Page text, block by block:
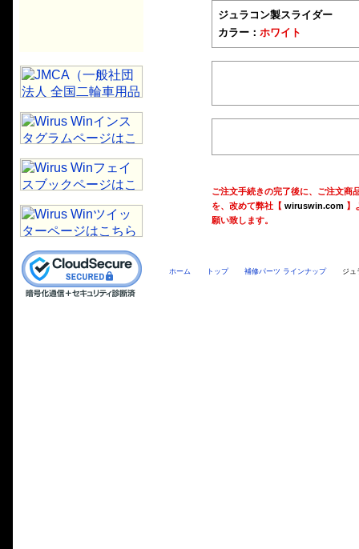
ジュラコン製スライダー
カラー： ホワイト
ご注文手続きの完了後に、ご注文商
を、改めて弊社【 wiruswin.com】
願い致します。
ホーム トップ 補修パーツ ラインナップ ジュ